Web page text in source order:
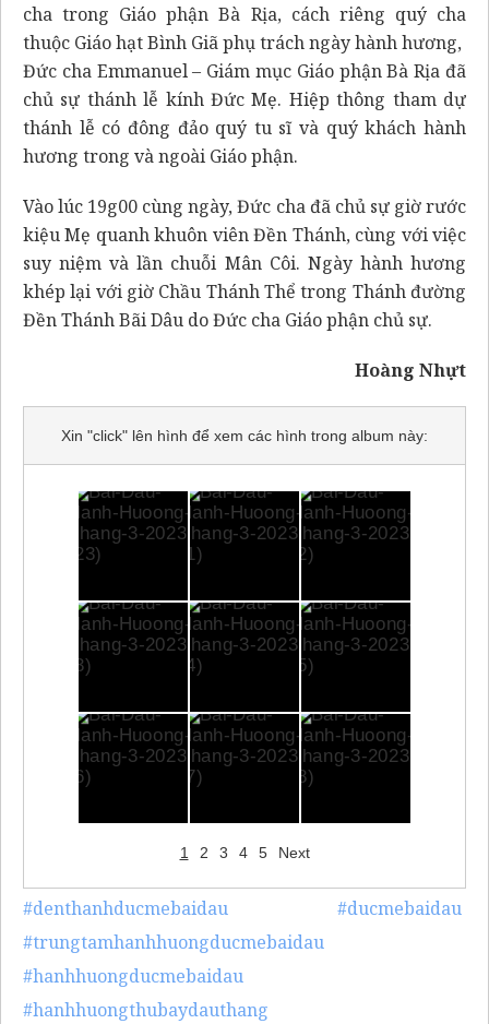
cha trong Giáo phận Bà Rịa, cách riêng quý cha
thuộc Giáo hạt Bình Giã phụ trách ngày hành hương,
Đức cha Emmanuel – Giám mục Giáo phận Bà Rịa đã
chủ sự thánh lễ kính Đức Mẹ. Hiệp thông tham dự
thánh lễ có đông đảo quý tu sĩ và quý khách hành
hương trong và ngoài Giáo phận.
Vào lúc 19g00 cùng ngày, Đức cha đã chủ sự giờ rước
kiệu Mẹ quanh khuôn viên Đền Thánh, cùng với việc
suy niệm và lần chuỗi Mân Côi. Ngày hành hương
khép lại với giờ Chầu Thánh Thể trong Thánh đường
Đền Thánh Bãi Dâu do Đức cha Giáo phận chủ sự.
Hoàng Nhựt
Xin "click" lên hình để xem các hình trong album này:
1 2 3 4 5 Next
#denthanhducmebaidau
#ducmebaidau
#trungtamhanhhuongducmebaidau
#hanhhuongducmebaidau
#hanhhuongthubaydauthang